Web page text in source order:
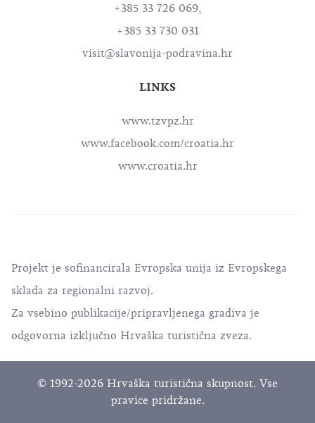
+385 33 726 069,
+385 33 730 031
visit@slavonija-podravina.hr
LINKS
www.tzvpz.hr
www.facebook.com/croatia.hr
www.croatia.hr
Projekt je sofinancirala Evropska unija iz Evropskega
sklada za regionalni razvoj.
Za vsebino publikacije/pripravljenega gradiva je
odgovorna izključno Hrvaška turistična zveza.
© 1992-2026 Hrvaška turistična skupnost. Vse
pravice pridržane.